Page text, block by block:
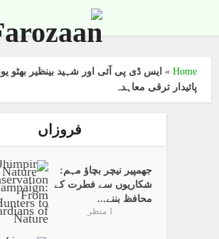
Home
» ایس ڈی پی آئی اور شہید بینظیر بھٹو
پائیدار ترقی معاہدہ
فروزاں
جھمپیر نیچر بچاؤ مہم:
شکاریوں سے فطرت کے
محافظ بننے...
1 منظر